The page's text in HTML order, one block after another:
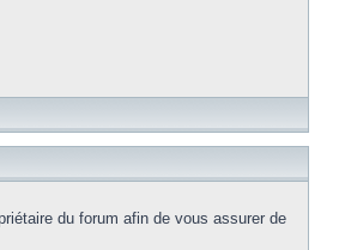
du forum afin de vous assurer de